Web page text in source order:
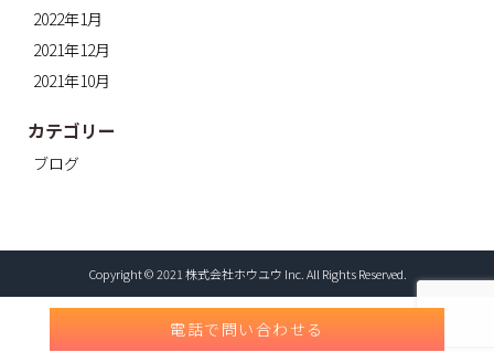
2022年1月
2021年12月
2021年10月
カテゴリー
ブログ
電話で問い合わせる
Copyright © 2021 株式会社ホウユウ Inc. All Rights Reserved.